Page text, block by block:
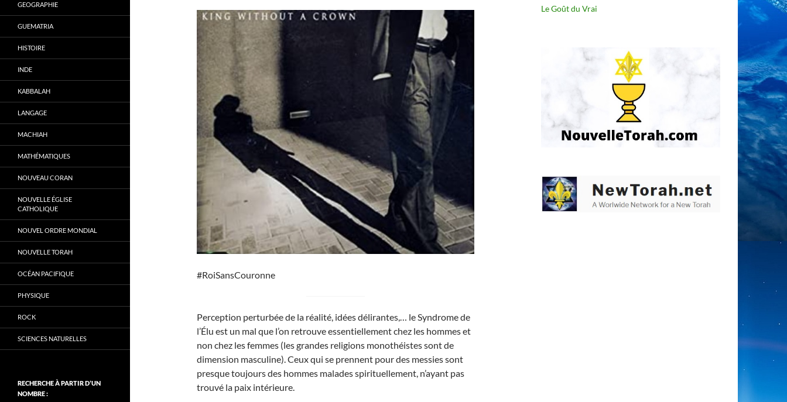
#RoiSansCouronne
Perception perturbée de la réalité, idées délirantes,… le Syndrome de
l’Élu est un mal que l’on retrouve essentiellement chez les hommes et
non chez les femmes (les grandes religions monothéistes sont de
dimension masculine). Ceux qui se prennent pour des messies sont
presque toujours des hommes malades spirituellement, n’ayant pas
trouvé la paix intérieure.
Le Goût du Vrai
GEOGRAPHIE
GUEMATRIA
HISTOIRE
INDE
KABBALAH
LANGAGE
MACHIAH
MATHÉMATIQUES
NOUVEAU CORAN
NOUVELLE ÉGLISE
CATHOLIQUE
NOUVEL ORDRE MONDIAL
NOUVELLE TORAH
OCÉAN PACIFIQUE
PHYSIQUE
ROCK
SCIENCES NATURELLES
RECHERCHE À PARTIR D’UN
NOMBRE :